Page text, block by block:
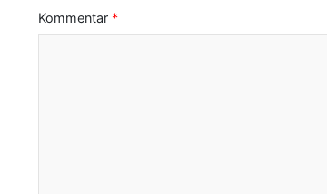
Kommentar *